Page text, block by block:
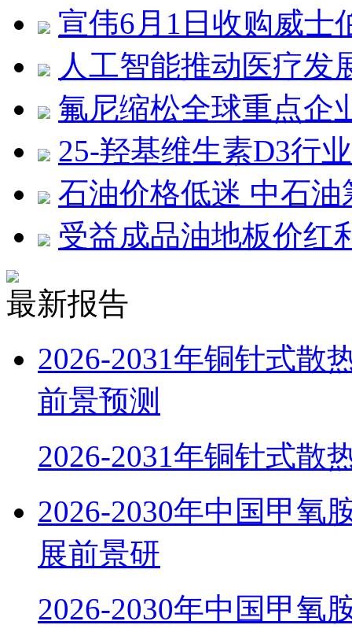
宣伟6月1日收购威士
人工智能推动医疗发
氟尼缩松全球重点企
25-羟基维生素D3行
石油价格低迷 中石油
受益成品油地板价红
最新报告
2026-2031年铜针式散
前景预测
2026-2031年铜针式散
2026-2030年中国甲氧
展前景研
2026-2030年中国甲氧